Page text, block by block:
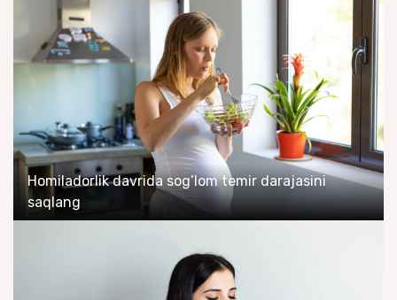
Homiladorlik davrida sog’lom temir darajasini
saqlang